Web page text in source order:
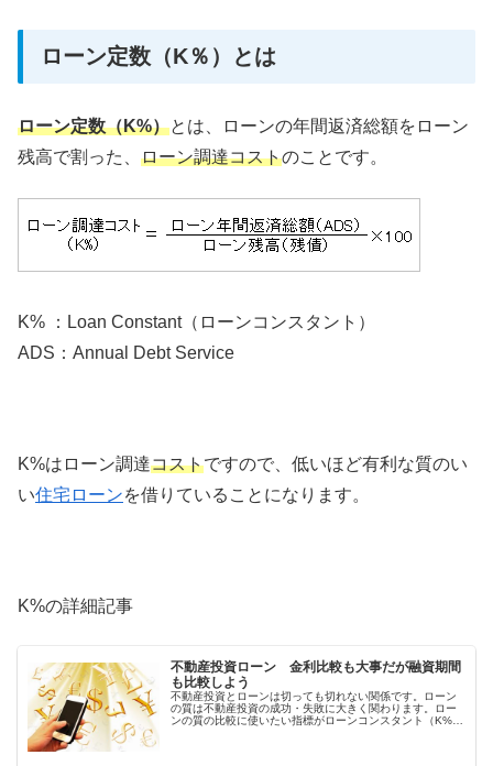
ローン定数（K％）とは
ローン定数（K%）とは、ローンの年間返済総額をローン
残高で割った、 ローン調達コストのことです。
K% ：Loan Constant（ローンコンスタント）
ADS：Annual Debt Service
K%はローン調達コストですので、低いほど有利な質のい
い住宅ローンを借りていることになります。
K%の詳細記事
不動産投資ローン 金利比較も大事だが融資期間
も比較しよう
不動産投資とローンは切っても切れない関係です。ローン
の質は不動産投資の成功・失敗に大きく関わります。ロー
ンの質の比較に使いたい指標がローンコンスタント（K%）